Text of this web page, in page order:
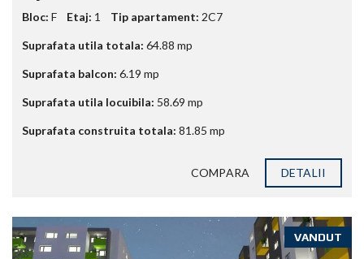
Bloc: F Etaj: 1 Tip apartament: 2C7
Suprafata utila totala: 64.88 mp
Suprafata balcon: 6.19 mp
Suprafata utila locuibila: 58.69 mp
Suprafata construita totala: 81.85 mp
COMPARA DETALII
VANDUT